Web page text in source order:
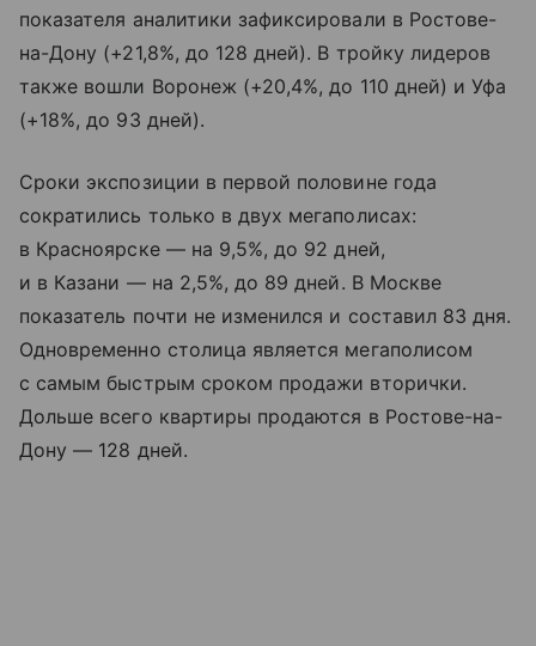
показателя аналитики зафиксировали в Ростове-
на-Дону (+21,8%, до 128 дней). В тройку лидеров
также вошли Воронеж (+20,4%, до 110 дней) и Уфа
(+18%, до 93 дней).
Сроки экспозиции в первой половине года
сократились только в двух мегаполисах:
в Красноярске — на 9,5%, до 92 дней,
и в Казани — на 2,5%, до 89 дней. В Москве
показатель почти не изменился и составил 83 дня.
Одновременно столица является мегаполисом
с самым быстрым сроком продажи вторички.
Дольше всего квартиры продаются в Ростове-на-
Дону — 128 дней.